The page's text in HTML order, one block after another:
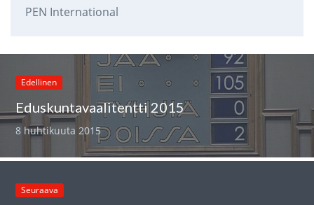
PEN International
Edellinen
Eduskuntavaalitentti 2015
8 huhtikuuta 2015
Seuraava